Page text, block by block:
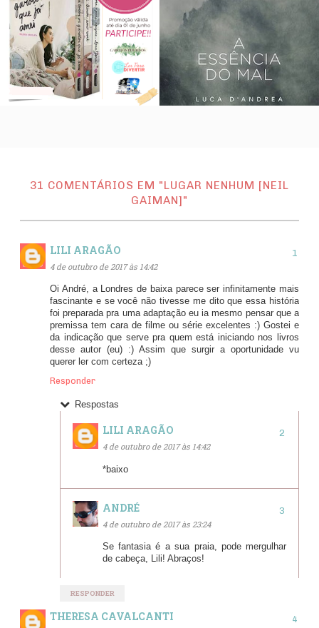
31 COMENTÁRIOS EM "LUGAR NENHUM [NEIL
GAIMAN]"
LILI ARAGÃO
4 de outubro de 2017 às 14:42
Oi André, a Londres de baixa parece ser infinitamente mais
fascinante e se você não tivesse me dito que essa história
foi preparada pra uma adaptação eu ia mesmo pensar que a
premissa tem cara de filme ou série excelentes :) Gostei e
da indicação que serve pra quem está iniciando nos livros
desse autor (eu) :) Assim que surgir a oportunidade vu
querer ler com certeza ;)
Responder
Respostas
LILI ARAGÃO
4 de outubro de 2017 às 14:42
*baixo
ANDRÉ
4 de outubro de 2017 às 23:24
Se fantasia é a sua praia, pode mergulhar
de cabeça, Lili! Abraços!
RESPONDER
THERESA CAVALCANTI